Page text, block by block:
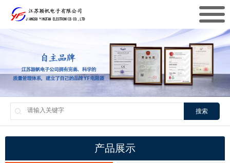
搜索
产品展示